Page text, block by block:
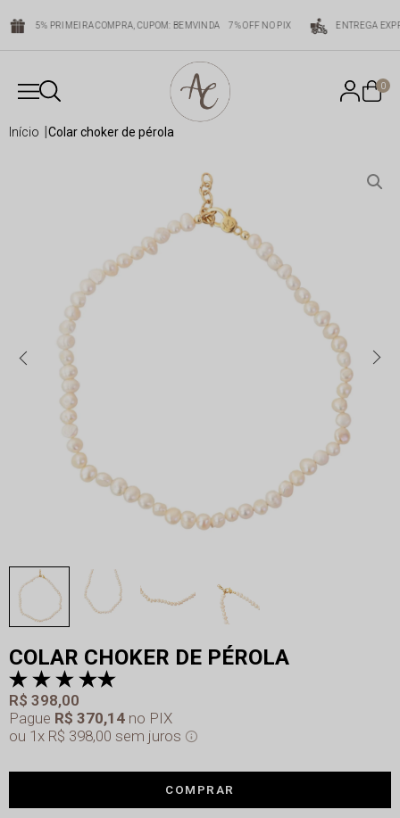
5% PRIMEIRA COMPRA, CUPOM: BEMVINDA 7% OFF NO PIX ENTREGA
0
início colar choker de pérola
COLAR CHOKER DE PÉROLA
Pague R$ 370,14no PIX
R$ 398,00
1x R$ 398,00 sem juros
COMPRAR